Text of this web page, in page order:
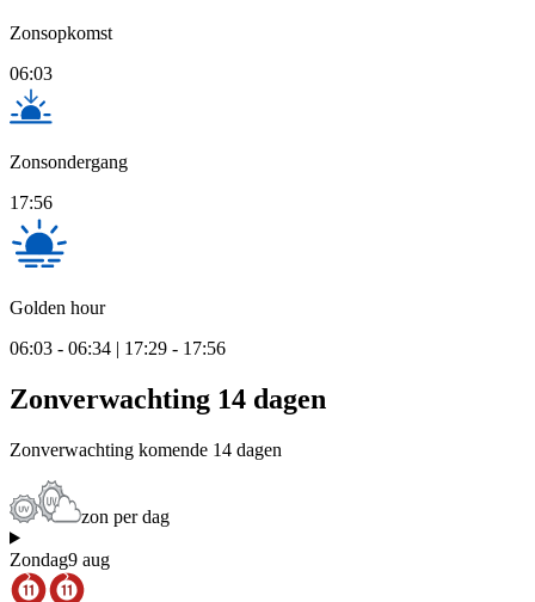
Zonsopkomst
06:03
Zonsondergang
17:56
Golden hour
06:03 - 06:34 | 17:29 - 17:56
Zonverwachting 14 dagen
Zonverwachting komende 14 dagen
zon per dag
Zondag9 aug